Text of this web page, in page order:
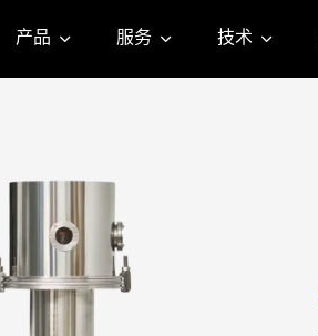
产品 服务 技术